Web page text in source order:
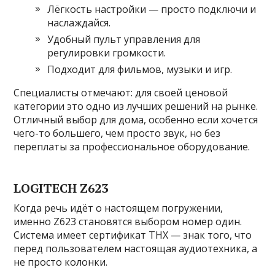
Лёгкость настройки — просто подключи и
наслаждайся.
Удобный пульт управления для
регулировки громкости.
Подходит для фильмов, музыки и игр.
Специалисты отмечают: для своей ценовой
категории это одно из лучших решений на рынке.
Отличный выбор для дома, особенно если хочется
чего-то большего, чем просто звук, но без
переплаты за профессиональное оборудование.
LOGITECH Z623
Когда речь идёт о настоящем погружении,
именно Z623 становятся выбором номер один.
Система имеет сертификат THX — знак того, что
перед пользователем настоящая аудиотехника, а
не просто колонки.